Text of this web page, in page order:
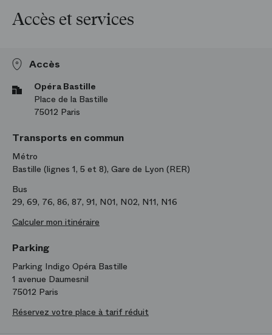
Accès et services
Accès
Opéra Bastille
Place de la Bastille
75012 Paris
Transports en commun
Métro
Bastille (lignes 1, 5 et 8), Gare de Lyon (RER)
Bus
29, 69, 76, 86, 87, 91, N01, N02, N11, N16
Calculer mon itinéraire
Parking
Parking Indigo Opéra Bastille
1 avenue Daumesnil
75012 Paris
Réservez votre place à tarif réduit